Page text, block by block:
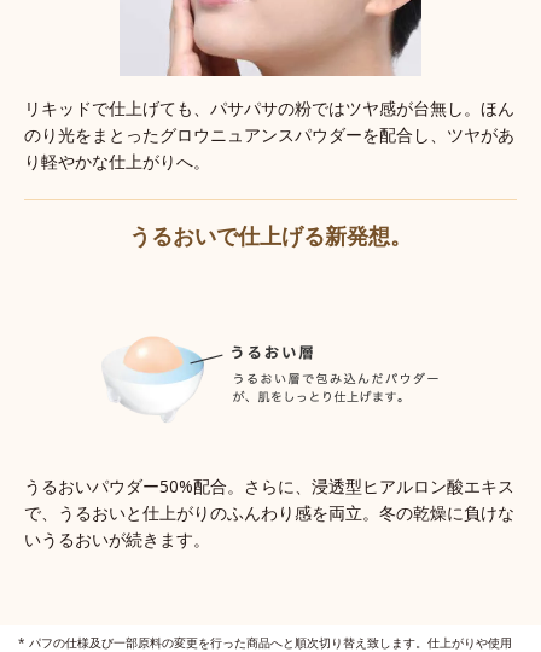
リキッドで仕上げても、パサパサの粉ではツヤ感が台無し。ほん
のり光をまとったグロウニュアンスパウダーを配合し、ツヤがあ
り軽やかな仕上がりへ。
うるおいで仕上げる新発想。
うるおいパウダー50%配合。さらに、浸透型ヒアルロン酸エキス
で、うるおいと仕上がりのふんわり感を両立。冬の乾燥に負けな
いうるおいが続きます。
* パフの仕様及び一部原料の変更を行った商品へと順次切り替え致します。仕上がりや使用